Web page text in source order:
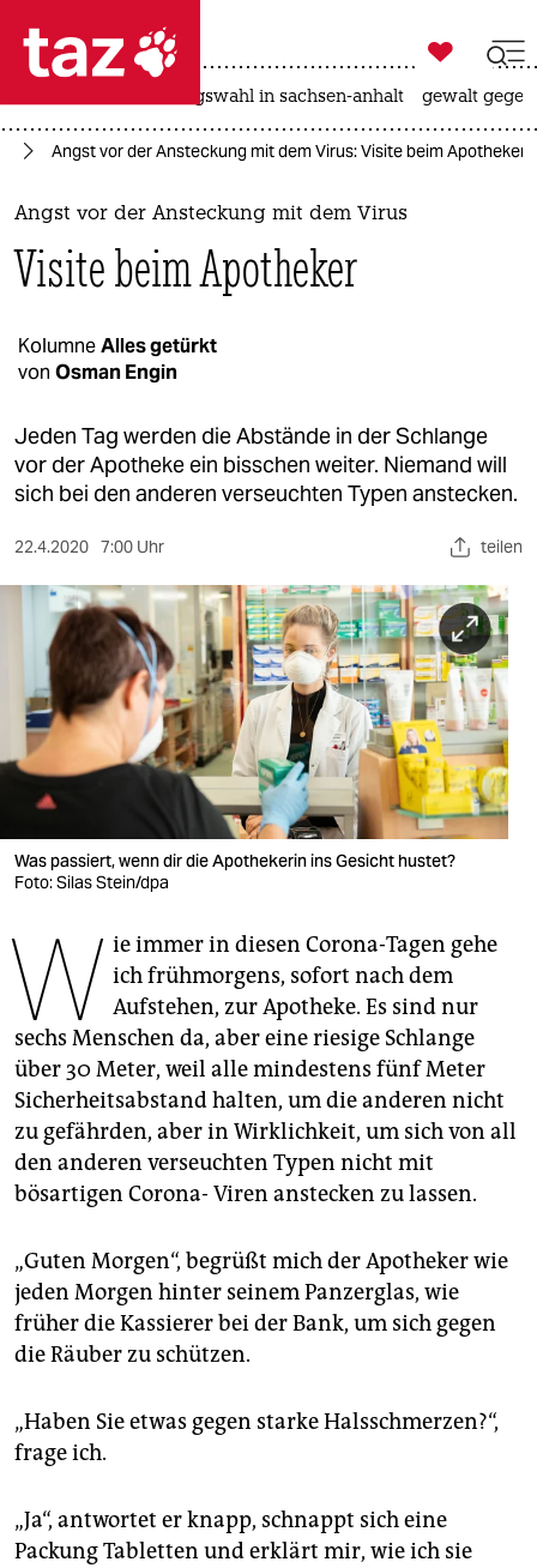
 taz zahl ich
taz zahl ich
themen
politik
gesellschaft
kultur
sport
berlin
nord
wahrheit
verlag
verlag
veranstaltungen
shop
fragen & hilfe
unterstützen
abo
genossenschaft
epaper login

taz zahl ich
landtagswahl in sachsen-anhalt gewalt
Angst vor der Ansteckung mit dem Virus: Visite beim Apotheker
Angst vor der Ansteckung mit dem Virus
Visite beim Apotheker
KolumneAlles getürkt
von Osman Engin
Jeden Tag werden die Abstände in der Schlange
vor der Apotheke ein bisschen weiter. Niemand will
sich bei den anderen verseuchten Typen anstecken.
22.4.2020 7:00 Uhr teilen
Was passiert, wenn dir die Apothekerin ins Gesicht hustet?
Foto: Silas Stein/dpa
W ie immer in diesen Corona-Tagen gehe
ich frühmorgens, sofort nach dem
Aufstehen, zur Apotheke. Es sind nur
sechs Menschen da, aber eine riesige Schlange
über 30 Meter, weil alle mindestens fünf Meter
Sicherheitsabstand halten, um die anderen nicht
zu gefährden, aber in Wirklichkeit, um sich von all
den anderen verseuchten Typen nicht mit
bösartigen Corona- Viren anstecken zu lassen.
„Guten Morgen“, begrüßt mich der Apotheker wie
jeden Morgen hinter seinem Panzerglas, wie
früher die Kassierer bei der Bank, um sich gegen
die Räuber zu schützen.
„Haben Sie etwas gegen starke Halsschmerzen?“,
frage ich.
„Ja“, antwortet er knapp, schnappt sich eine
Packung Tabletten und erklärt mir, wie ich sie